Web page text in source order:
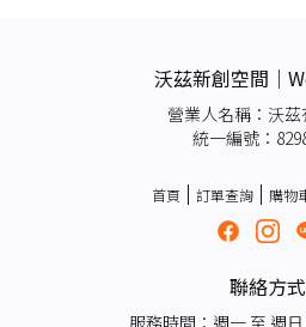
沃茲新創空間｜
營業人名稱：沃茲
統一編號：
首頁 訂單查詢 購物
聯絡方式
服務時間：週一 至 週日